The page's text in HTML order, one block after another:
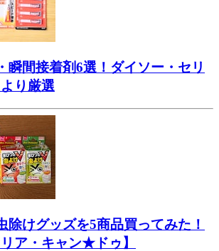
瞬間接着剤6選！ダイソー・セリ
り厳選
除けグッズを5商品買ってみた！
ア・キャン★ドゥ】